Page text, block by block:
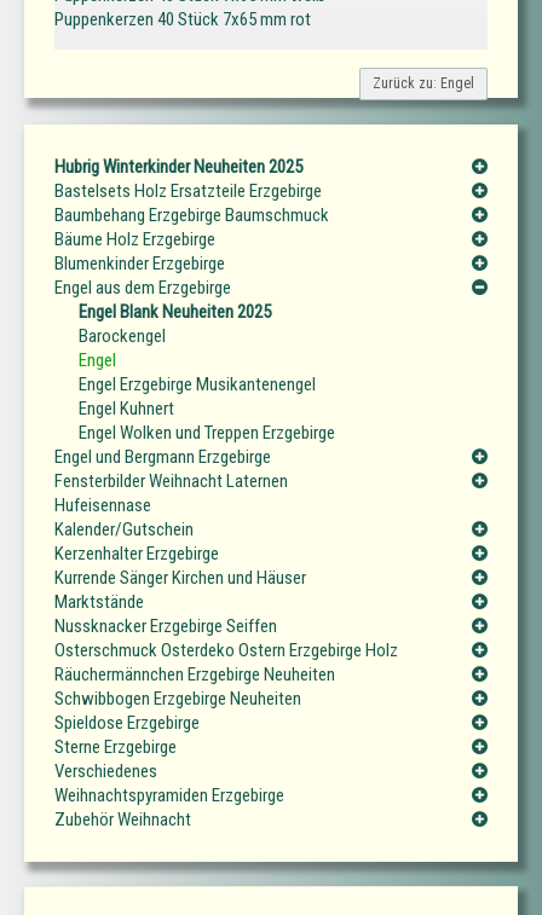
Puppenkerzen 40 Stück 7x65 mm rot
Zurück zu: Engel
Hubrig Winterkinder Neuheiten 2025
Bastelsets Holz Ersatzteile Erzgebirge
Baumbehang Erzgebirge Baumschmuck
Bäume Holz Erzgebirge
Blumenkinder Erzgebirge
Engel aus dem Erzgebirge
Engel Blank Neuheiten 2025
Barockengel
Engel
Engel Erzgebirge Musikantenengel
Engel Kuhnert
Engel Wolken und Treppen Erzgebirge
Engel und Bergmann Erzgebirge
Fensterbilder Weihnacht Laternen
Hufeisennase
Kalender/Gutschein
Kerzenhalter Erzgebirge
Kurrende Sänger Kirchen und Häuser
Marktstände
Nussknacker Erzgebirge Seiffen
Osterschmuck Osterdeko Ostern Erzgebirge Holz
Räuchermännchen Erzgebirge Neuheiten
Schwibbogen Erzgebirge Neuheiten
Spieldose Erzgebirge
Sterne Erzgebirge
Verschiedenes
Weihnachtspyramiden Erzgebirge
Zubehör Weihnacht